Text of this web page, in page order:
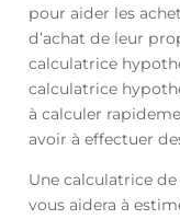
pour aider les
d’achat de leur
calculatrice
calculatrice
à calculer
avoir à effectuer
Une calculatrice
vous aidera à